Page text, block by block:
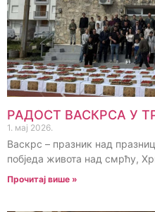
РАДОСТ ВАСКРСА У
1. мај 2026.
Васкрс – празник над
побједа живота над смрћу,
Прочитај више »